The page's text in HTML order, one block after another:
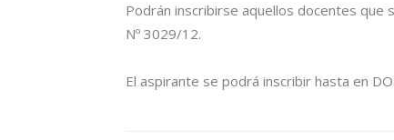
Podrán inscribirse aquellos docentes que
Nº 3029/12.
El aspirante se podrá inscribir hasta en